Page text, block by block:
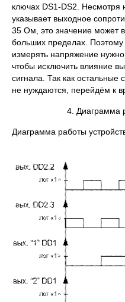
ключах DS1-DS2. Несмотря
указывает выходное
35 Ом, это значение может
больших пределах.
измерять напряжение
чтобы исключить влияние
сигнала. Так как остальные
не нуждаются, перейдём к
4. Диаграмма
Диаграмма работы